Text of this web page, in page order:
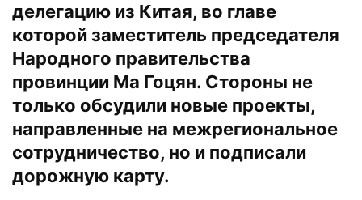
делегацию из Китая, во главе
которой заместитель председателя
Народного правительства
провинции Ма Гоцян. Стороны не
только обсудили новые проекты,
направленные на межрегиональное
сотрудничество, но и подписали
дорожную карту.